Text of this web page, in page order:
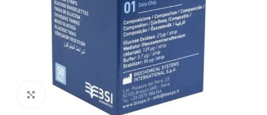
Spustelėkite, kad padidintumėte